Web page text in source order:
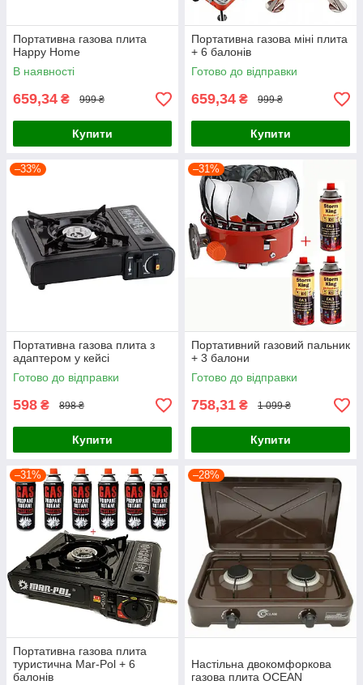
Портативна газова плита
Happy Home
В наявності
659,34 ₴ 999 ₴
Купити
Портативна газова міні плита
+ 6 балонів
Готово до відправки
659,34 ₴ 999 ₴
Купити
–33%
Портативна газова плита з
адаптером у кейсі
Готово до відправки
598 ₴ 898 ₴
Купити
–31%
Портативний газовий пальник
+ 3 балони
Готово до відправки
758,31 ₴ 1 099 ₴
Купити
–31%
Портативна газова плита
туристична Mar-Pol + 6
балонів
–28%
Настільна двокомфоркова
газова плита OCEAN